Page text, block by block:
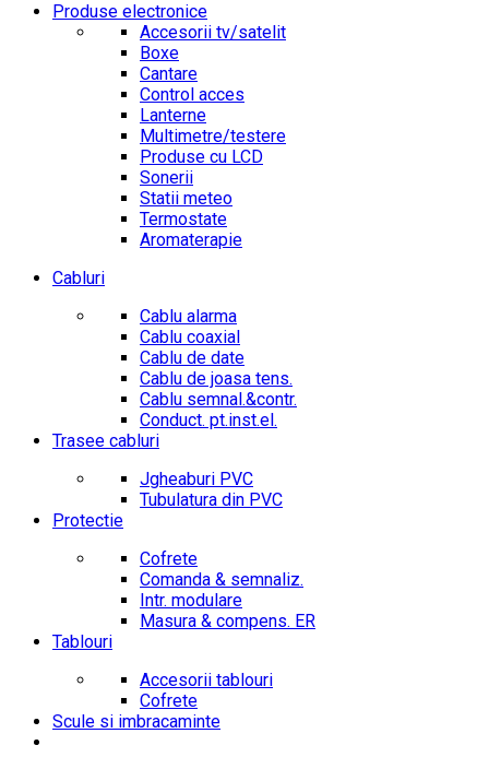
Produse electronice
Accesorii tv/satelit
Boxe
Cantare
Control acces
Lanterne
Multimetre/testere
Produse cu LCD
Sonerii
Statii meteo
Termostate
Aromaterapie
Cabluri
Cablu alarma
Cablu coaxial
Cablu de date
Cablu de joasa tens.
Cablu semnal.&contr.
Conduct. pt.inst.el.
Trasee cabluri
Jgheaburi PVC
Tubulatura din PVC
Protectie
Cofrete
Comanda & semnaliz.
Intr. modulare
Masura & compens. ER
Tablouri
Accesorii tablouri
Cofrete
Scule si imbracaminte